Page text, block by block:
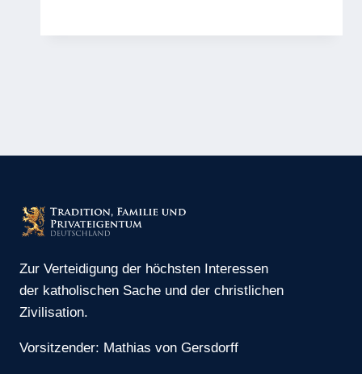
der
Zur Verteidigung der höchsten Interessen
der katholischen Sache und der christlichen
Zivilisation.
Vorsitzender: Mathias von Gersdorff